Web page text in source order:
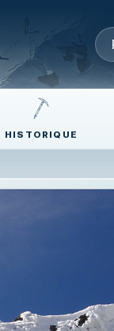
HISTORIQUE